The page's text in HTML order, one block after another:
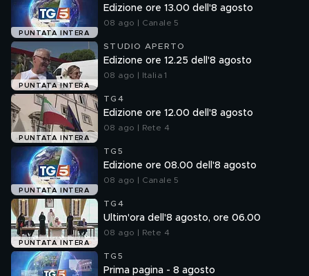
PUNTATA INTERA
Edizione ore 13.00 dell'8 agosto
08 ago | Canale 5
PUNTATA INTERA
STUDIO APERTO
Edizione ore 12.25 dell'8 agosto
08 ago | Italia 1
PUNTATA INTERA
TG4
Edizione ore 12.00 dell'8 agosto
08 ago | Rete 4
PUNTATA INTERA
TG5
Edizione ore 08.00 dell'8 agosto
08 ago | Canale 5
PUNTATA INTERA
TG4
Ultim'ora dell'8 agosto, ore 06.00
08 ago | Rete 4
TG5
Prima pagina - 8 agosto